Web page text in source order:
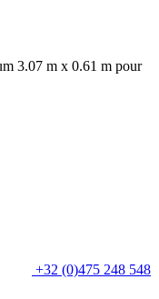
3.07 m x 0.61 m pour
+32 (0)475 248 548